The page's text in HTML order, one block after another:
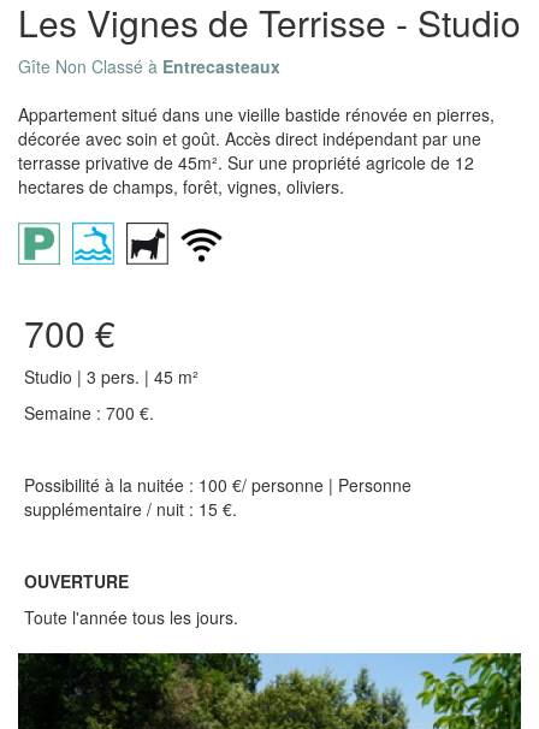
Les Vignes de Terrisse - Studio
Gîte Non Classé à Entrecasteaux
Appartement situé dans une vieille bastide rénovée en pierres,
décorée avec soin et goût. Accès direct indépendant par une
terrasse privative de 45m². Sur une propriété agricole de 12
hectares de champs, forêt, vignes, oliviers.
700 €
Studio | 3 pers. | 45 m²
Semaine : 700 €.
Possibilité à la nuitée : 100 €/ personne | Personne
supplémentaire / nuit : 15 €.
OUVERTURE
Toute l'année tous les jours.